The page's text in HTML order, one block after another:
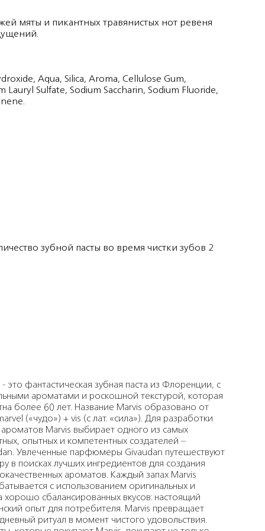
мяты и пикантных травянистых нот ревеня
Aqua, Silica, Aroma, Cellulose Gum,
Lauryl Sulfate, Sodium Saccharin, Sodium Fluoride,
зубной пасты во время чистки зубов 2
- это фантастическая зубная паста из Флоренции, с
ароматами и роскошной текстурой, которая
более 60 лет. Название Marvis образовано от
(«чудо») + vis (с лат. «cила»). Для разработки
ароматов Marvis выбирает одного из самых
опытных и компетентных создателей –
Увлеченные парфюмеры Givaudan путешествуют
в поисках лучших ингредиентов для создания
ароматов. Каждый запах Marvis
с использованием оригинальных и
хорошо сбалансированных вкусов: настоящий
опыт для потребителя. Marvis превращает
ритуал в момент чистого удовольствия.